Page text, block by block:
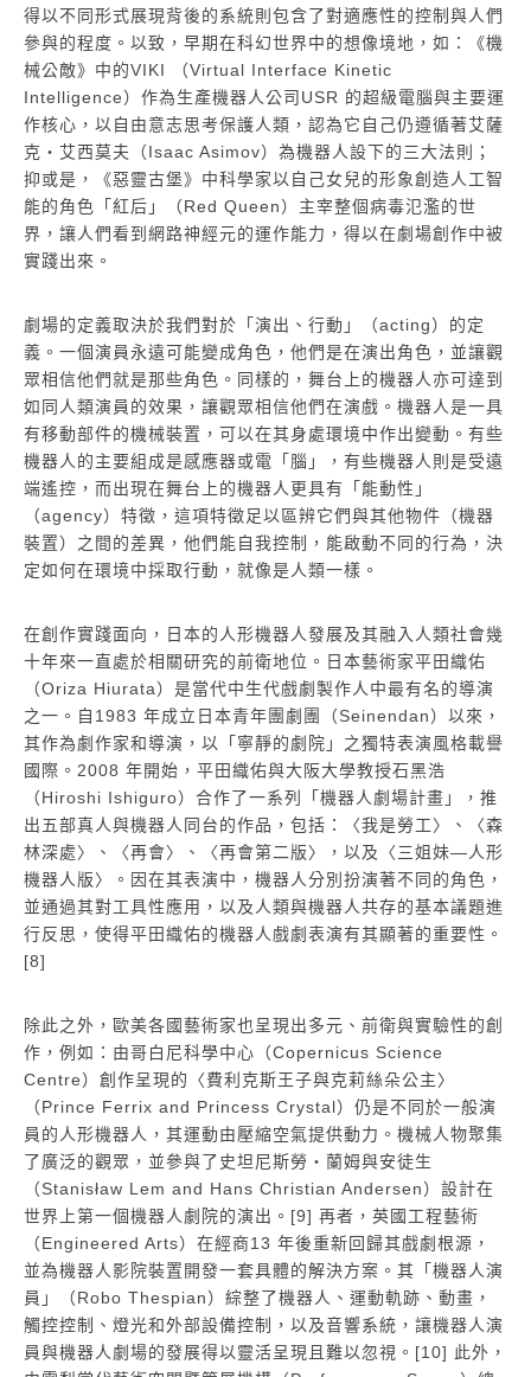
得以不同形式展現背後的系統則包含了對適應性的控制與人們
參與的程度。以致，早期在科幻世界中的想像境地，如：《機
械公敵》中的VIKI （Virtual Interface Kinetic
Intelligence）作為生產機器人公司USR 的超級電腦與主要運
作核心，以自由意志思考保護人類，認為它自己仍遵循著艾薩
克・艾西莫夫（Isaac Asimov）為機器人設下的三大法則；
抑或是，《惡靈古堡》中科學家以自己女兒的形象創造人工智
能的角色「紅后」（Red Queen）主宰整個病毒氾濫的世
界，讓人們看到網路神經元的運作能力，得以在劇場創作中被
實踐出來。
劇場的定義取決於我們對於「演出、行動」（acting）的定
義。一個演員永遠可能變成角色，他們是在演出角色，並讓觀
眾相信他們就是那些角色。同樣的，舞台上的機器人亦可達到
如同人類演員的效果，讓觀眾相信他們在演戲。機器人是一具
有移動部件的機械裝置，可以在其身處環境中作出變動。有些
機器人的主要組成是感應器或電「腦」，有些機器人則是受遠
端遙控，而出現在舞台上的機器人更具有「能動性」
（agency）特徵，這項特徵足以區辨它們與其他物件（機器
裝置）之間的差異，他們能自我控制，能啟動不同的行為，決
定如何在環境中採取行動，就像是人類一樣。
在創作實踐面向，日本的人形機器人發展及其融入人類社會幾
十年來一直處於相關研究的前衛地位。日本藝術家平田織佑
（Oriza Hiurata）是當代中生代戲劇製作人中最有名的導演
之一。自1983 年成立日本青年團劇團（Seinendan）以來，
其作為劇作家和導演，以「寧靜的劇院」之獨特表演風格載譽
國際。2008 年開始，平田織佑與大阪大學教授石黑浩
（Hiroshi Ishiguro）合作了一系列「機器人劇場計畫」，推
出五部真人與機器人同台的作品，包括：〈我是勞工〉、〈森
林深處〉、〈再會〉、〈再會第二版〉，以及〈三姐妹―人形
機器人版〉。因在其表演中，機器人分別扮演著不同的角色，
並通過其對工具性應用，以及人類與機器人共存的基本議題進
行反思，使得平田織佑的機器人戲劇表演有其顯著的重要性。
[8]
除此之外，歐美各國藝術家也呈現出多元、前衛與實驗性的創
作，例如：由哥白尼科學中心（Copernicus Science
Centre）創作呈現的〈費利克斯王子與克莉絲朵公主〉
（Prince Ferrix and Princess Crystal）仍是不同於一般演
員的人形機器人，其運動由壓縮空氣提供動力。機械人物聚集
了廣泛的觀眾，並參與了史坦尼斯勞・蘭姆與安徒生
（Stanisław Lem and Hans Christian Andersen）設計在
世界上第一個機器人劇院的演出。[9] 再者，英國工程藝術
（Engineered Arts）在經商13 年後重新回歸其戲劇根源，
並為機器人影院裝置開發一套具體的解決方案。其「機器人演
員」（Robo Thespian）綜整了機器人、運動軌跡、動畫，
觸控控制、燈光和外部設備控制，以及音響系統，讓機器人演
員與機器人劇場的發展得以靈活呈現且難以忽視。[10] 此外，